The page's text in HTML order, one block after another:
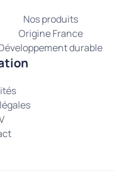
Nos produits
Origine France
durable